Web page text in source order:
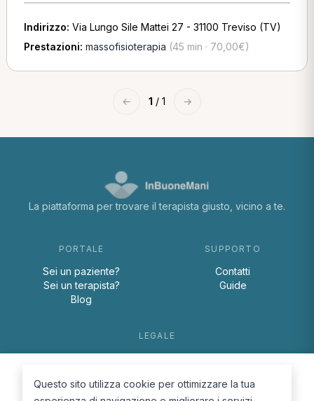
Indirizzo: Via Lungo Sile Mattei 27 - 31100 Treviso (TV)
Prestazioni: massofisioterapia (45 min · 70,00€)
← 1 / 1 →
La piattaforma per trovare il terapista giusto, vicino a te.
PORTALE
Sei un paziente?
Sei un terapista?
Blog
SUPPORTO
Contatti
Guide
LEGALE
Cookie Policy
Questo sito utilizza cookie per ottimizzare la tua